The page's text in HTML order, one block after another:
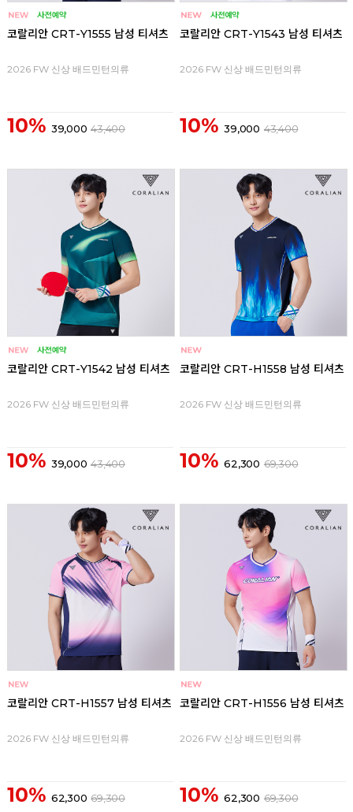
코랄리안 CRT-Y1555 남성 티셔츠
2026 FW 신상 배드민턴의류
10% 39,000 43,400
코랄리안 CRT-Y1543 남성 티셔츠
2026 FW 신상 배드민턴의류
10% 39,000 43,400
코랄리안 CRT-Y1542 남성 티셔츠
2026 FW 신상 배드민턴의류
10% 39,000 43,400
코랄리안 CRT-H1558 남성 티셔츠
2026 FW 신상 배드민턴의류
10% 62,300 69,300
코랄리안 CRT-H1557 남성 티셔츠
2026 FW 신상 배드민턴의류
10% 62,300 69,300
코랄리안 CRT-H1556 남성 티셔츠
2026 FW 신상 배드민턴의류
10% 62,300 69,300